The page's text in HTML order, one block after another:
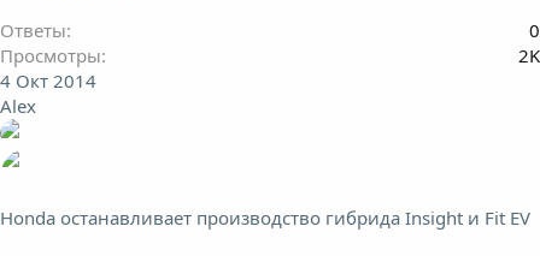
Ответы
0
Просмотры
2K
4 Окт 2014
Alex
Honda останавливает производство гибрида Insight и Fit EV